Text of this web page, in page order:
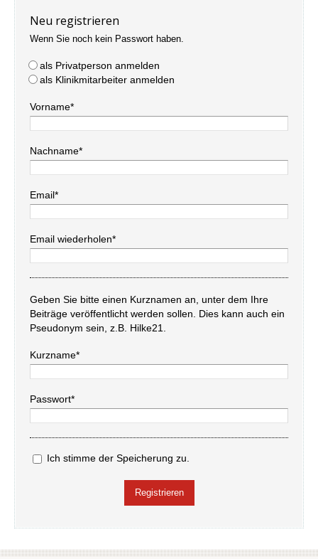
Neu registrieren
Wenn Sie noch kein Passwort haben.
als Privatperson anmelden
als Klinikmitarbeiter anmelden
Vorname*
Nachname*
Email*
Email wiederholen*
Geben Sie bitte einen Kurznamen an, unter dem Ihre
Beiträge veröffentlicht werden sollen. Dies kann auch ein
Pseudonym sein, z.B. Hilke21.
Kurzname*
Passwort*
Ich stimme der Speicherung zu.